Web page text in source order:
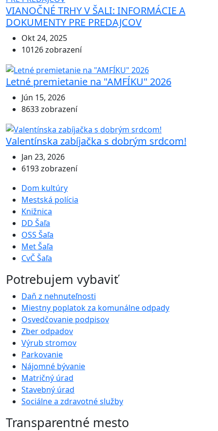
VIANOČNÉ TRHY V ŠALI: INFORMÁCIE A
DOKUMENTY PRE PREDAJCOV
Okt 24, 2025
10126 zobrazení
Letné premietanie na "AMFÍKU" 2026
Jún 15, 2026
8633 zobrazení
Valentínska zabíjačka s dobrým srdcom!
Jan 23, 2026
6193 zobrazení
Dom kultúry
Mestská polícia
Knižnica
DD Šaľa
OSS Šaľa
Met Šaľa
CvČ Šaľa
Potrebujem vybaviť
Daň z nehnuteľnosti
Miestny poplatok za komunálne odpady
Osvedčovanie podpisov
Zber odpadov
Výrub stromov
Parkovanie
Nájomné bývanie
Matričný úrad
Stavebný úrad
Sociálne a zdravotné služby
Transparentné mesto